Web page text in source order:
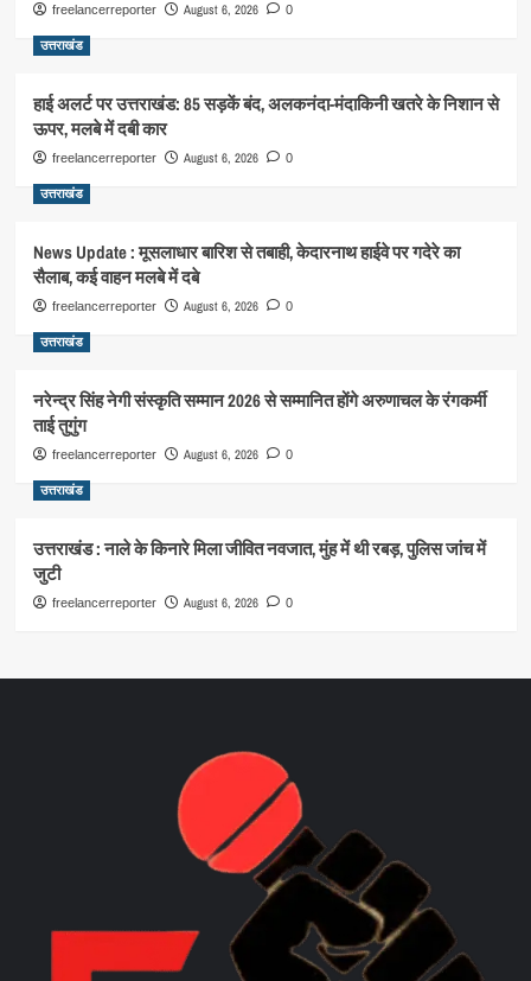
freelancerreporter August 6, 2026 0
उत्तराखंड
हाई अलर्ट पर उत्तराखंड: 85 सड़कें बंद, अलकनंदा-मंदाकिनी खतरे के निशान से
ऊपर, मलबे में दबी कार
freelancerreporter August 6, 2026 0
उत्तराखंड
News Update : मूसलाधार बारिश से तबाही, केदारनाथ हाईवे पर गदेरे का
सैलाब, कई वाहन मलबे में दबे
freelancerreporter August 6, 2026 0
उत्तराखंड
नरेन्द्र सिंह नेगी संस्कृति सम्मान 2026 से सम्मानित होंगे अरुणाचल के रंगकर्मी
ताई तुगुंग
freelancerreporter August 6, 2026 0
उत्तराखंड
उत्तराखंड : नाले के किनारे मिला जीवित नवजात, मुंह में थी रबड़, पुलिस जांच में
जुटी
freelancerreporter August 6, 2026 0